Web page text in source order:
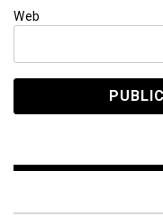
Web